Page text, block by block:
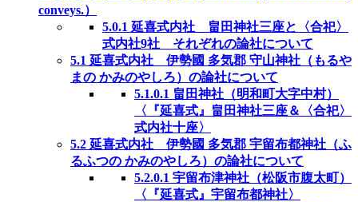
conveys.）
5.0.1 延喜式内社 畠田神社三座と〈合祀〉
式内社9社 それぞれの論社について
5.1 延喜式内社 伊勢國 多気郡 守山神社（もるや
まの かみのやしろ）の論社について
5.1.0.1 畠田神社（明和町大字中村）
〈『延喜式』畠田神社三座＆〈合祀〉
式内社十座〉
5.2 延喜式内社 伊勢國 多気郡 宇留布都神社（ふ
るふつの かみのやしろ）の論社について
5.2.0.1 宇留布津神社（松阪市腹太町）
〈『延喜式』宇留布都神社〉